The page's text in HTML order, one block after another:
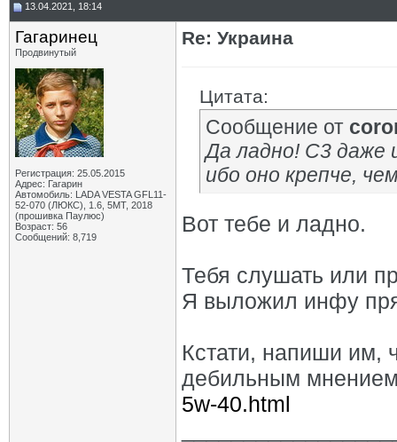
13.04.2021, 18:14
Гагаринец
Продвинутый
Регистрация: 25.05.2015
Адрес: Гагарин
Автомобиль: LADA VESTA GFL11-
52-070 (ЛЮКС), 1.6, 5МТ, 2018
(прошивка Паулюс)
Возраст: 56
Сообщений: 8,719
Re: Украина
Цитата:
Сообщение от
Да ладно! С3 даже
ибо оно крепче,
Вот тебе и ладно.
Тебя слушать или
Я выложил инфу
Кстати, напиши им,
дебильным
5w-40.html